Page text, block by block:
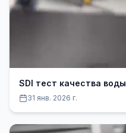
SDI тест качества воды
31 янв. 2026 г.